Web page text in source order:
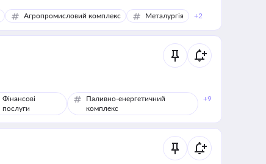
Агропромисловий комплекс Металургія +2
Фінансові
послуги
Паливно-енергетичний
комплекс
+9